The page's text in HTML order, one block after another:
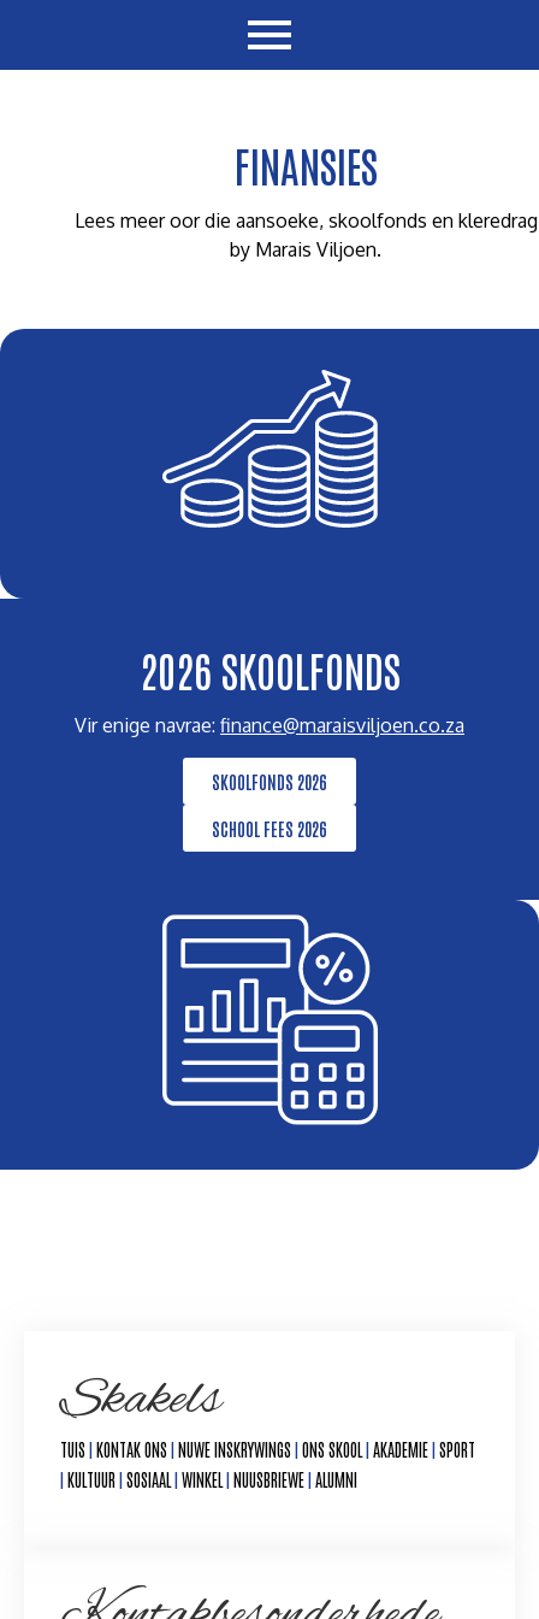
FINANSIES
Lees meer oor die aansoeke, skoolfonds en kleredrag
by Marais Viljoen.
2026 SKOOLFONDS
Vir enige navrae: finance@maraisviljoen.co.za
SKOOLFONDS 2026
SCHOOL FEES 2026
Skakels
TUIS|KONTAK ONS|NUWE INSKRYWINGS|ONS SKOOL |AKADEMIE|SPORT
|KULTUUR|SOSIAAL |WINKEL |NUUSBRIEWE|ALUMNI